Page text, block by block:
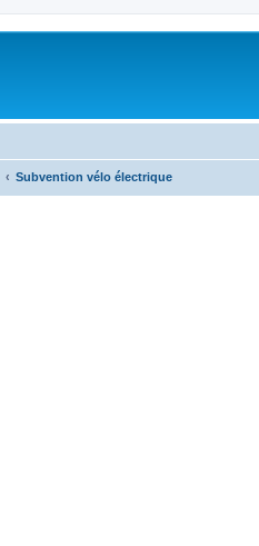
Subvention vélo électrique